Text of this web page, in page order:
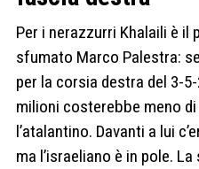
Per i nerazzurri Khalaili è il
sfumato Marco Palestra:
per la corsia destra del 3-
milioni costerebbe meno
l’atalantino. Davanti a lui
ma l’israeliano è in pole.